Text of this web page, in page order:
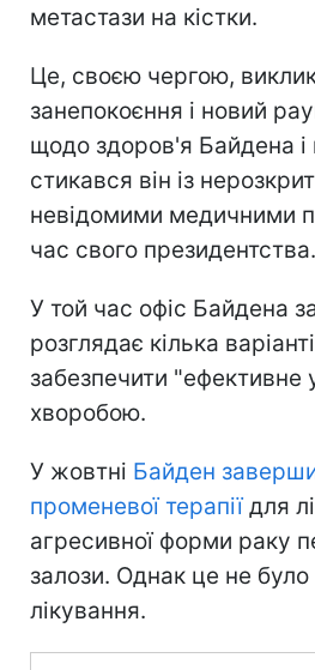
метастази на кістки.
Це, своєю чергою,
занепокоєння і новий
щодо здоров'я Байдена і
стикався він із
невідомими медичними
час свого президентства.
У той час офіс Байдена
розглядає кілька
забезпечити "ефективне
хворобою.
У жовтні Байден
променевої терапіїдля
агресивної форми раку
залози. Однак це не було
лікування.